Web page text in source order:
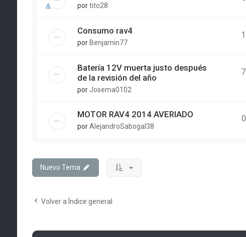
portito28
Consumo rav4
por Benjamin77
1
Batería 12V muerta justo después
de la revisión del año
por Josema0102
7
MOTOR RAV4 2014 AVERIADO
porAlejandroSabogal38
0
Nuevo Tema
Volver a Índice general